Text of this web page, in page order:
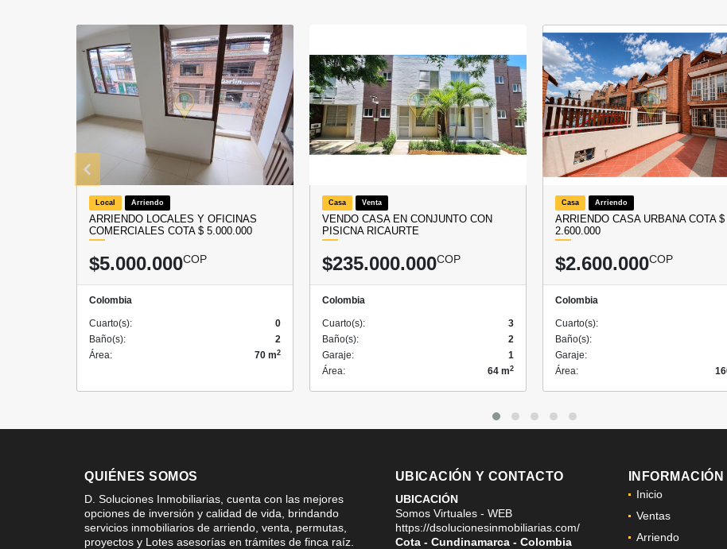
Local Arriendo
ARRIENDO LOCALES Y OFICINAS
COMERCIALES COTA $ 5.000.000
$5.000.000COP
Colombia
Cuarto(s):
0
Baño(s):
2
Área:
70 m2
Casa Venta
VENDO CASA EN CONJUNTO CON
PISICNA RICAURTE
$235.000.000COP
Colombia
Cuarto(s):
3
Baño(s):
2
Garaje:
1
Área:
64 m2
Casa Arriendo
ARRIENDO CASA URBANA COTA $
2.600.000
$2.600.000COP
Colombia
Cuarto(s):
Baño(s):
Garaje:
Área:
QUIÉNES SOMOS
D. Soluciones Inmobiliarias, cuenta con las mejores
opciones de inversión y calidad de vida, brindando
servicios inmobiliarios de arriendo, venta, permutas,
proyectos y Lotes asesorías en trámites de finca raíz.
UBICACIÓN Y CONTACTO
UBICACIÓN
Somos Virtuales - WEB
https://dsolucionesinmobiliarias.com/
Cota - Cundinamarca - Colombia
INFORMACIÓN
Inicio
Ventas
Arriendo